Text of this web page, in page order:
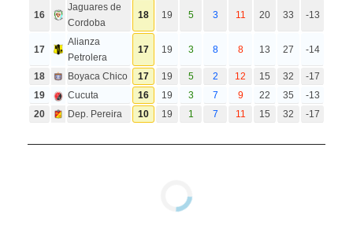
16
Jaguares de
Cordoba
18 19 5 3 11 20 33 -13
17
Alianza
Petrolera
17 19 3 8 8 13 27 -14
18 Boyaca Chico 17 19 5 2 12 15 32
-17
19
Cucuta 16 19 3 7 9 22 35
-13
20
Dep. Pereira 10 19 1 7 11 15 32 -17